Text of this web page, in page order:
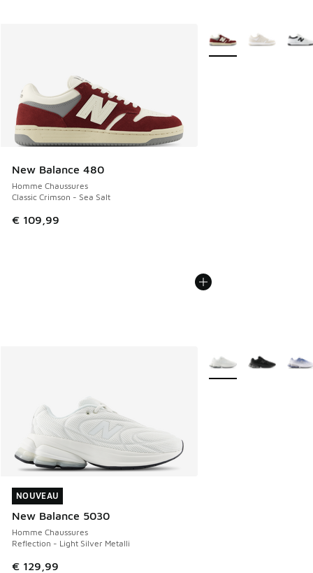
New Balance 480
Homme Chaussures
Classic Crimson - Sea Salt
€ 109,99
Plus de couleurs
NOUVEAU
New Balance 5030
Homme Chaussures
Reflection - Light Silver Metalli
€ 129,99
NOUVEAU
Plus de couleurs